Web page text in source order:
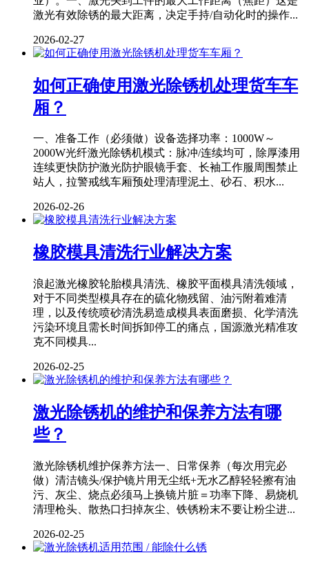
激光有效除锈的最大距离，决定手持/自动化时的操作...
2026-02-27
如何正确使用激光除锈机处理货车车
厢？
一、准备工作（必须做）设备选择功率：1000W～
2000W光纤激光除锈机模式：脉冲/连续均可，除厚漆用
连续更快防护激光防护眼镜手套、长袖工作服周围禁止
站人，拉警戒线车厢预处理清理泥土、砂石、积水...
2026-02-26
橡胶模具清洗行业解决方案
浪起激光橡胶轮胎模具清洗、橡胶平面模具清洗领域，
对于不同类型模具存在的硫化物残留、油污附着难清
理，以及传统喷砂清洗易造成模具表面磨损、化学清洗
污染环境且需长时间拆卸停工的痛点，国源激光精准攻
克不同模具...
2026-02-25
激光除锈机的维护和保养方法有哪
些？
激光除锈机维护保养方法一、日常保养（每次用完必
做）清洁镜头/保护镜片用无尘纸+无水乙醇轻轻擦有油
污、灰尘、烧点必须马上换镜片脏＝功率下降、易烧机
清理枪头、散热口扫掉灰尘、铁锈粉末不要让粉尘进...
2026-02-25